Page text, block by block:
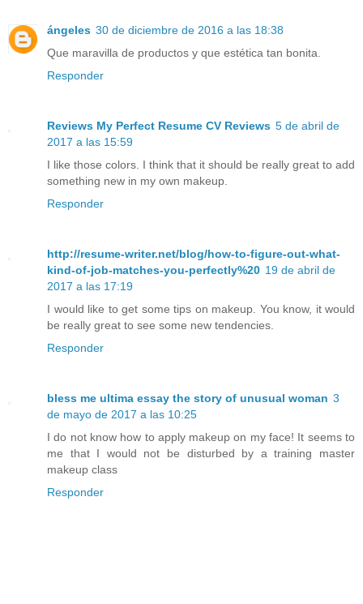
ángeles 30 de diciembre de 2016 a las 18:38
Que maravilla de productos y que estética tan bonita.
Responder
Reviews My Perfect Resume CV Reviews 5 de abril de
2017 a las 15:59
I like those colors. I think that it should be really great to add
something new in my own makeup.
Responder
http://resume-writer.net/blog/how-to-figure-out-what-
kind-of-job-matches-you-perfectly%20 19 de abril de
2017 a las 17:19
I would like to get some tips on makeup. You know, it would
be really great to see some new tendencies.
Responder
bless me ultima essay the story of unusual woman 3
de mayo de 2017 a las 10:25
I do not know how to apply makeup on my face! It seems to
me that I would not be disturbed by a training master
makeup class
Responder